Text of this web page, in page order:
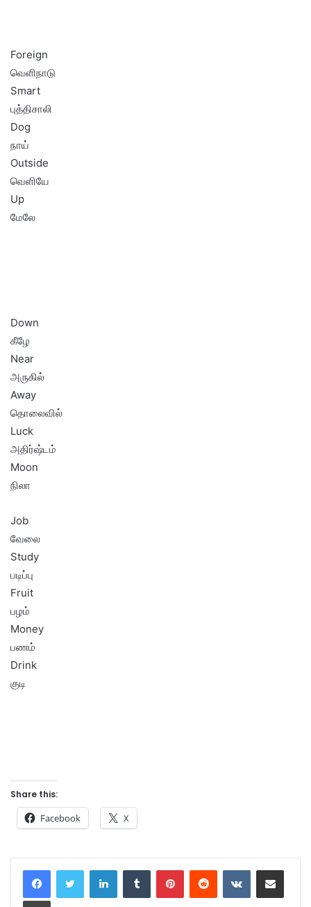
Foreign
வெளிநாடு
Smart
புத்திசாலி
Dog
நாய்
Outside
வெளியே
Up
மேலே
Down
கீழே
Near
அருகில்
Away
தொலைவில்
Luck
அதிர்ஷ்டம்
Moon
நிலா
Job
வேலை
Study
படிப்பு
Fruit
பழம்
Money
பணம்
Drink
குடி
Share this:
Facebook X
LinkedInTumblr PinterestReddit VKontakteShare via Email
Print